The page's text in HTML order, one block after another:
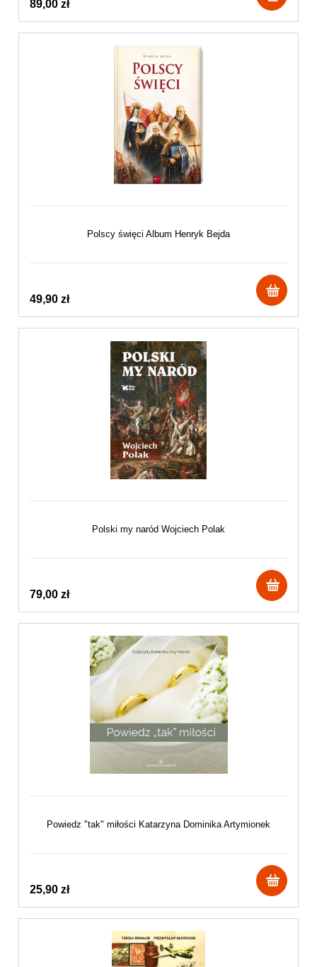
89,00 zł
Polscy święci Album Henryk Bejda
49,90 zł
Polski my naród Wojciech Polak
79,00 zł
Powiedz "tak" miłości Katarzyna Dominika Artymionek
25,90 zł